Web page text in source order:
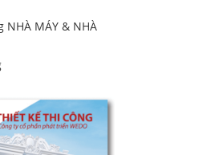
NHÀ MÁY & NHÀ